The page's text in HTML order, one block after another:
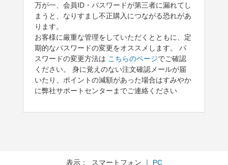
万が一、会員ID・パスワードが第三者に漏れてし
まうと、なりすまし不正購入につながる恐れがあ
ります。
お客様に厳重な管理をしていただくとともに、定
期的なパスワードの変更をオススメします。 パ
スワードの変更方法は こちらのページでご確認
ください。 身に覚えのない注文確認メールが届
いたり、ポイントの減額があった場合はすみやか
に弊社サポートセンターまでご連絡ください
表示： スマートフォン ｜ PC